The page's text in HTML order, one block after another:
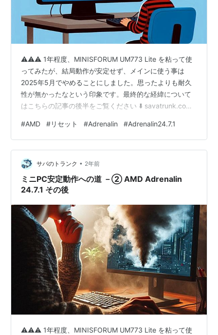
⚠️⚠️⚠️ 1年程度、MINISFORUM UM773 Lite を粘って使
ってみたが、結局動作が安定せず、メインに使う事は
2025年5月でやめることにしました。思ったよりも耐久
性が無かったなという印象です。最終的な経緯について
はこちらの記事の後半をご覧ください ⬇️ savatrunk.com
MINISFORUM UM773 Lite というミニPCを2024年1月か
ら使っています。（メモリ:32GB、M.2 SSD:1TB、SATA
SSD:1TB、Windows11Home） 『「安定動作中」 などど
口にすると、必ず不安定…
#AMD #リセット #Adrenalin #Adrenalin24.7.1
サバのトランク • 2年前
ミニPC安定動作への道 －② AMD Adrenalin
24.7.1 その後
⚠️⚠️⚠️ 1年程度、MINISFORUM UM773 Lite を粘って使